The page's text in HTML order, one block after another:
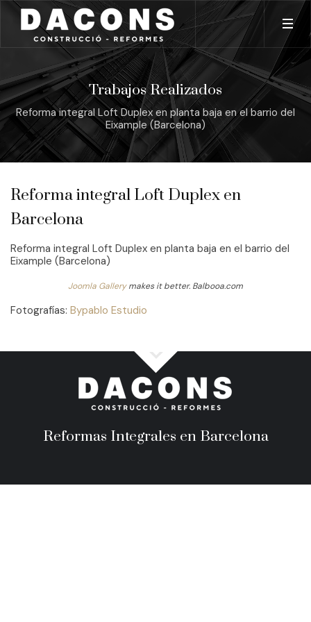
Trabajos Realizados
Reforma integral Loft Duplex en planta baja en el barrio del
Eixample (Barcelona)
Reforma integral Loft Duplex en
Barcelona
Reforma integral Loft Duplex en planta baja en el barrio del
Eixample (Barcelona)
Joomla Gallerymakes it better. Balbooa.com
Fotografías: Bypablo Estudio
Reformas Integrales en Barcelona